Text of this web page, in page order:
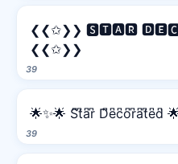
39
❮❮✩❯❯ 🆂🆃🅰🆁
❮❮✩❯❯
39
🌟✨🌟 S͆t͆a͆r͆ D͆e͆c͆o͆r͆a͆t͆e͆d͆